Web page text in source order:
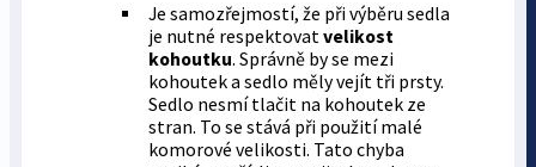
Je samozřejmostí, že při výběru sedla
je nutné respektovat velikost
kohoutku. Správně by se mezi
kohoutek a sedlo měly vejít tři prsty.
Sedlo nesmí tlačit na kohoutek ze
stran. To se stává při použití malé
komorové velikosti. Tato chyba